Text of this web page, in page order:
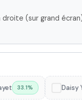
droite (sur grand
33.1% Daisy